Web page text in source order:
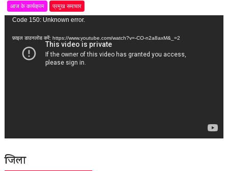
आज के कार्यक्रम प्रमुख समाचार
वीडियो
Code 150: Unknown error.
फ़ाइल डाउनलोड करें: https://www.youtube.com/watch?v=-CO-n2a8axM&_=2
जिला